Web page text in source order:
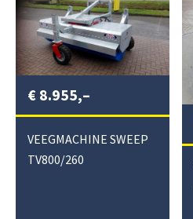
€ 8.955,–
VEEGMACHINE SWEEP
TV800/260